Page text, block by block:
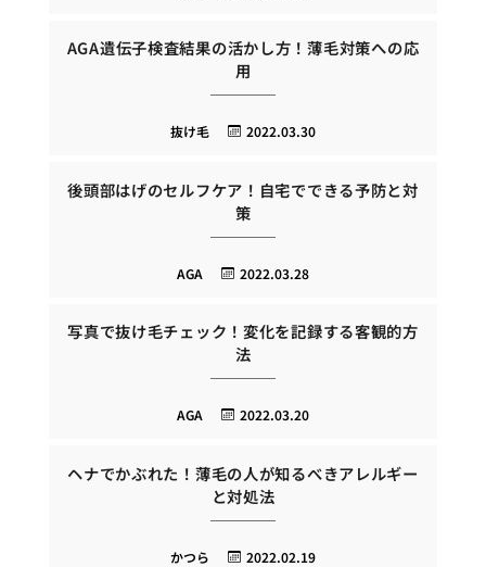
AGA遺伝子検査結果の活かし方！薄毛対策への応
用
2022.03.30
抜け毛
後頭部はげのセルフケア！自宅でできる予防と対
策
2022.03.28
AGA
写真で抜け毛チェック！変化を記録する客観的方
法
2022.03.20
AGA
ヘナでかぶれた！薄毛の人が知るべきアレルギー
と対処法
2022.02.19
かつら